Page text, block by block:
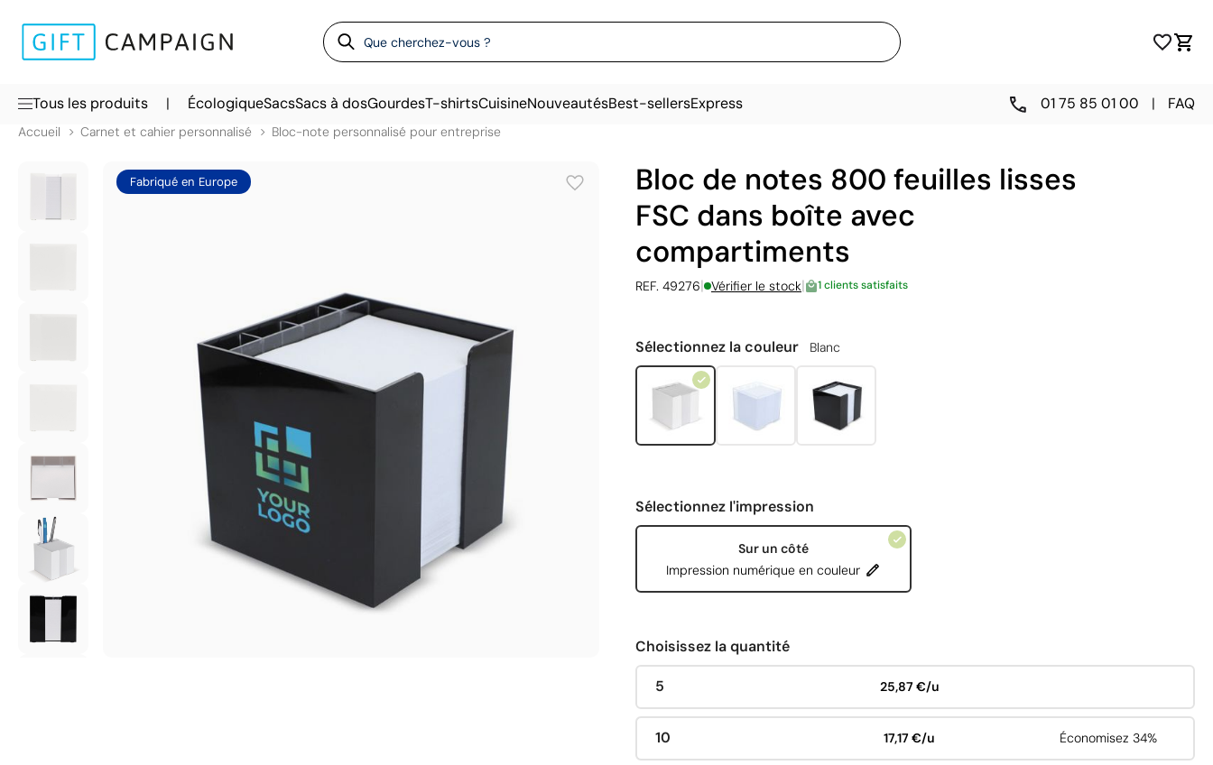
Tous les produits | ÉcologiqueSacsSacs à dosGourdesT-shirtsCuisineNouveautésBest-sellersExpress 01 75 85 01 00 | FAQ
Accueil Carnet et cahier personnalisé Bloc-note personnalisé pour entreprise
Fabriqué en Europe
Bloc de notes 800 feuilles lisses
FSC dans boîte avec
compartiments
REF. 49276| Vérifier le stock| 1 clients satisfaits
Sélectionnez la couleur Blanc
Sélectionnez l'impression
Sur un côté
Impression numérique en couleur
Choisissez la quantité
5 25,87 €/u
10 17,17 €/u Économisez 34%